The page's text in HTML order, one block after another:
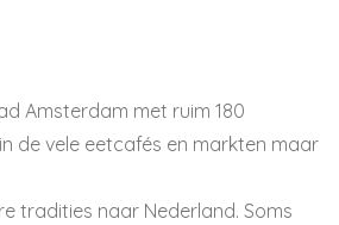
Amsterdam met ruim 180
de vele eetcafés en markten maar
tradities naar Nederland. Soms